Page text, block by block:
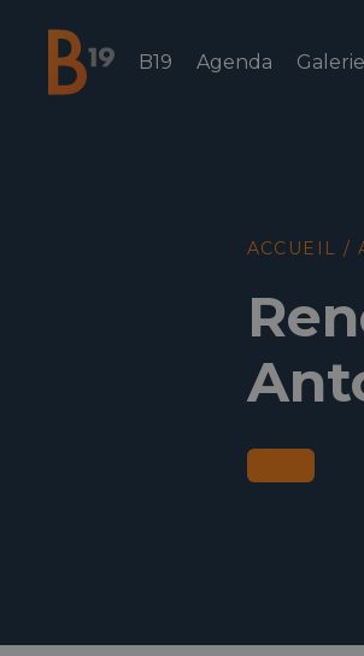
National Business Club &
B19 Agenda
ACCUEIL /